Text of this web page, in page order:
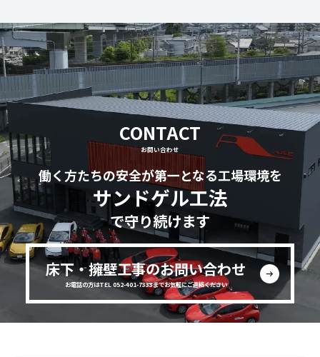
CONTACT
お問い合わせ
働く方たちの安全が第一となる工場環境を
サンドゲル工法
で守り続けます
床下・擁壁工事のお問い合わせ
お電話の方はTEL 052-401-7333までお気軽にご連絡ください